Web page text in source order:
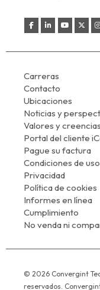
Carreras
Contacto
Ubicaciones
Noticias y
Valores y creencias
Portal del cliente
Pague su factura
Condiciones de uso
Privacidad
Política de cookies
Informes en línea
Cumplimiento
No venda ni
© 2026 Convergint
reservados.